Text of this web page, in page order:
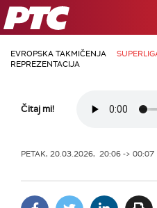
RTS
EVROPSKA TAKMIČENJA
REPREZENTACIJA
Čitaj mi!
PETAK, 20.03.2026, 20:06 -> 00:07